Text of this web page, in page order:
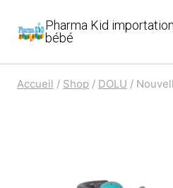
Pharma Kid
bébé
Accueil / Shop / DOLU /